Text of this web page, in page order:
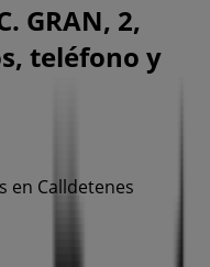
GRAN, 2,
teléfono y
en Calldetenes